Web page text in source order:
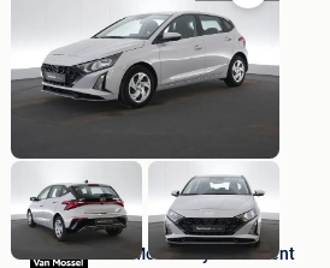
Bewaren
in
Mijn
Favorieten
Van Mossel Hyundai Gent